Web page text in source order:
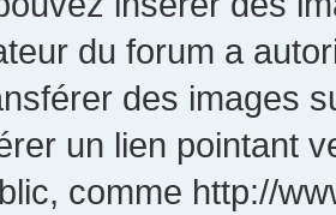
du forum a
des images
un lien pointant
comme http://